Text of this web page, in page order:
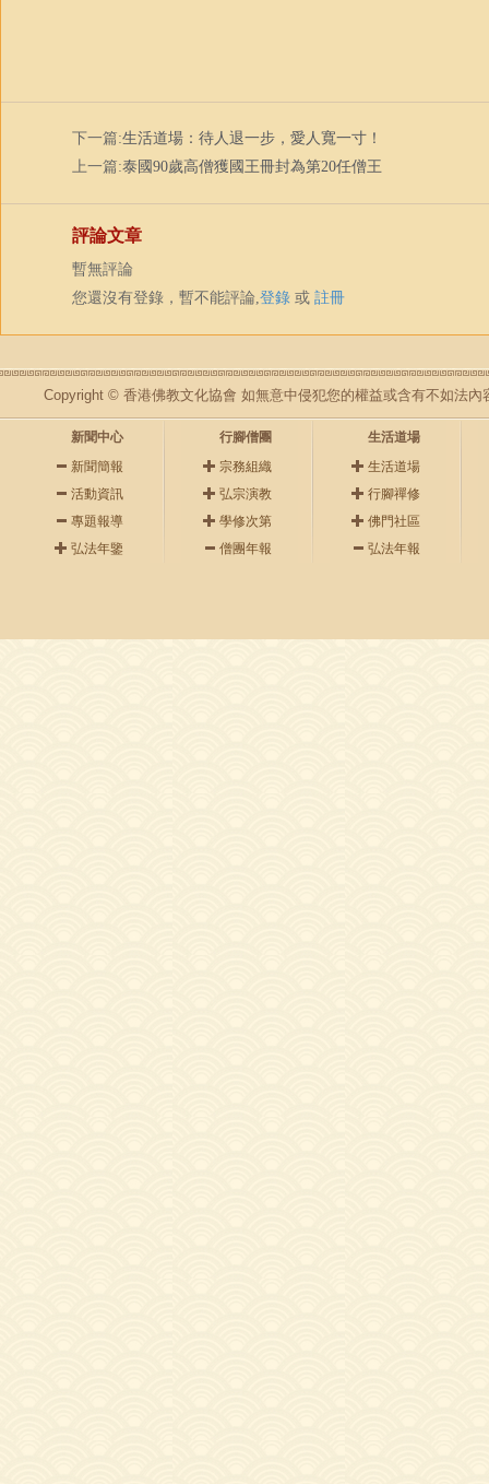
下一篇:生活道場：待人退一步，愛人寬一寸！
上一篇:泰國90歲高僧獲國王冊封為第20任僧王
評論文章
暫無評論
您還沒有登錄，暫不能評論,登錄 或 註冊
Copyright © 香港佛教文化協會 如無意中侵犯您的權益或含有不如法內
新聞中心
新聞簡報
活動資訊
專題報導
弘法年鑒
行腳僧團
宗務組織
弘宗演教
學修次第
僧團年報
生活道場
生活道場
行腳禪修
佛門社區
弘法年報